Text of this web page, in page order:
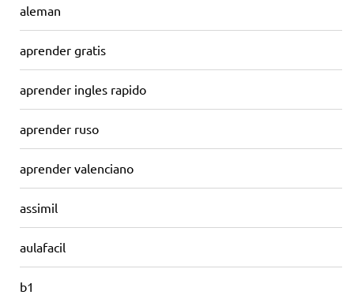
aleman
aprender gratis
aprender ingles rapido
aprender ruso
aprender valenciano
assimil
aulafacil
b1